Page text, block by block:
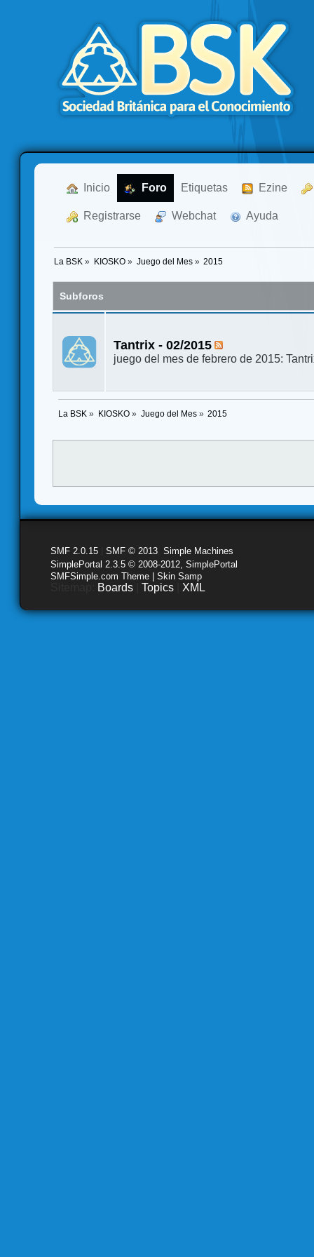
Inicio Foro Etiquetas Ezine
Registrarse Webchat Ayuda
La BSK » KIOSKO» Juego del Mes» 2015
Subforos
Tantrix - 02/2015
juego del mes de febrero de 2015:
La BSK » KIOSKO» Juego del Mes» 2015
SMF 2.0.15 SMF © 2013 Simple Machines
SimplePortal 2.3.5 © 2008-2012, SimplePortal
SMFSimple.com Theme | Skin Samp
Boards Topics XML